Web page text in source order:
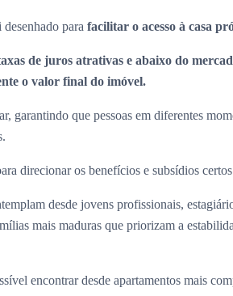
para facilitar o acesso à casa
de juros atrativas e abaixo do
o valor final do imóvel.
garantindo que pessoas em diferentes
direcionar os benefícios e subsídios
desde jovens profissionais,
mais maduras que priorizam a
encontrar desde apartamentos mais